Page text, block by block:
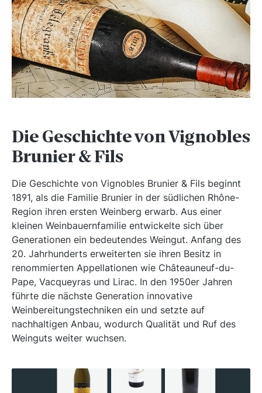
Die Geschichte von Vignobles
Brunier & Fils
Die Geschichte von Vignobles Brunier & Fils beginnt
1891, als die Familie Brunier in der südlichen Rhône-
Region ihren ersten Weinberg erwarb. Aus einer
kleinen Weinbauernfamilie entwickelte sich über
Generationen ein bedeutendes Weingut. Anfang des
20. Jahrhunderts erweiterten sie ihren Besitz in
renommierten Appellationen wie Châteauneuf-du-
Pape, Vacqueyras und Lirac. In den 1950er Jahren
führte die nächste Generation innovative
Weinbereitungstechniken ein und setzte auf
nachhaltigen Anbau, wodurch Qualität und Ruf des
Weinguts weiter wuchsen.